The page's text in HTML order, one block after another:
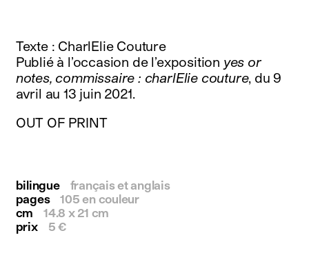
twitter
linkedin
youtube
newsletter
français english
Texte : CharlElie Couture
Publié à l’occasion de l’exposition yes or
notes, commissaire : charlElie couture, du 9
avril au 13 juin 2021.
OUT OF PRINT
bilingue
français et anglais
pages
105 en couleur
cm
14.8 x 21 cm
prix
5 €